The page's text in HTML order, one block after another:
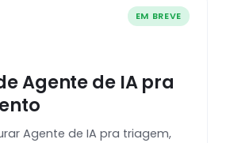
EM BREVE
Agente de IA pra
Agente de IA pra triagem,